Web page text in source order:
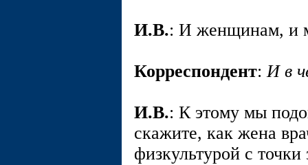
И.В.: И женщинам, и
Корреспондент:И в
И.В.: К этому мы
скажите, как жена
физкультурой с точки